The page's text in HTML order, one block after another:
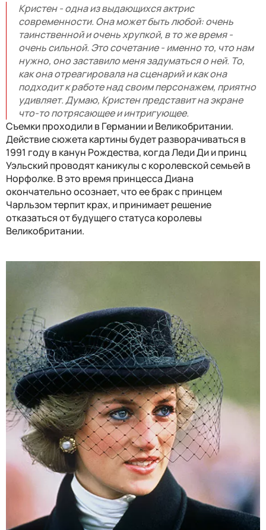
Кристен - одна из выдающихся актрис
современности. Она может быть любой: очень
таинственной и очень хрупкой, в то же время -
очень сильной. Это сочетание - именно то, что нам
нужно, оно заставило меня задуматься о ней. То,
как она отреагировала на сценарий и как она
подходит к работе над своим персонажем, приятно
удивляет. Думаю, Кристен представит на экране
что-то потрясающее и интригующее.
Съемки проходили в Германии и Великобритании.
Действие сюжета картины будет разворачиваться в
1991 году в канун Рождества, когда Леди Ди и принц
Уэльский проводят каникулы с королевской семьей в
Норфолке. В это время принцесса Диана
окончательно осознает, что ее брак с принцем
Чарльзом терпит крах, и принимает решение
отказаться от будущего статуса королевы
Великобритании.